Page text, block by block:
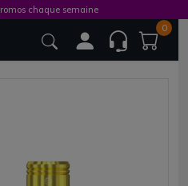
0
chaque semaine